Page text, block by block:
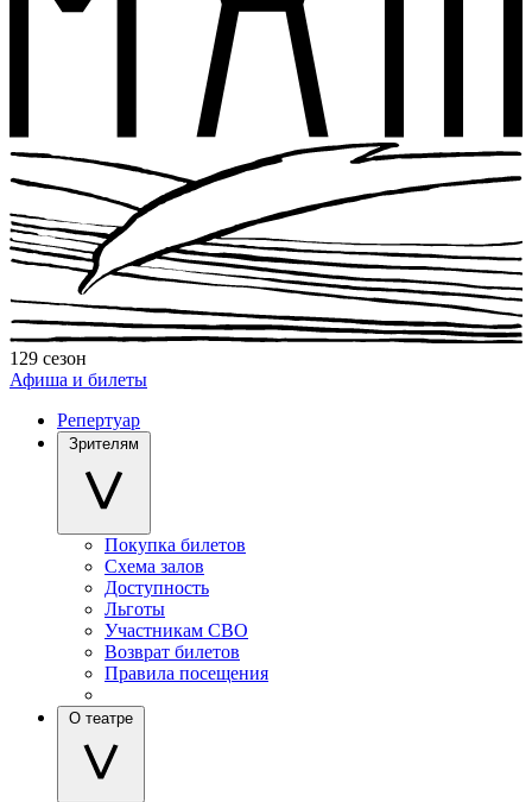
129 сезон
Афиша и билеты
Репертуар
Зрителям
Покупка билетов
Схема залов
Доступность
Льготы
Участникам СВО
Возврат билетов
Правила посещения
О театре